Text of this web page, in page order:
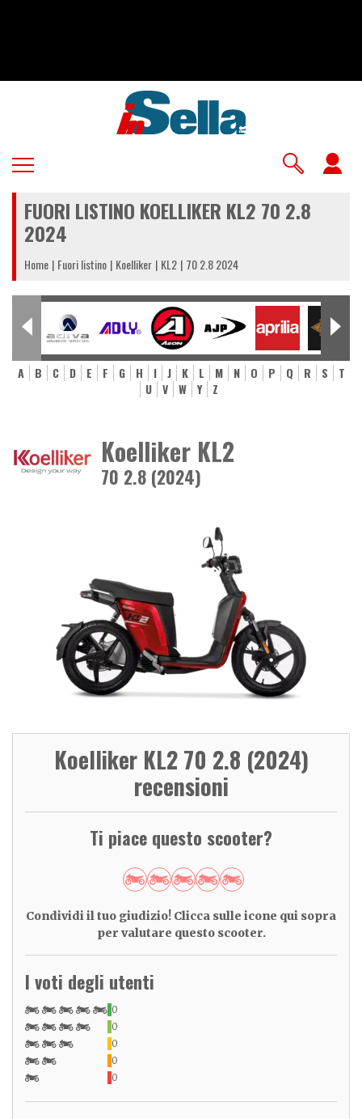
FUORI LISTINO KOELLIKER KL2 70 2.8
2024
Home Fuori listino Koelliker KL2 70 2.8 2024
A B C D E F G H I J K L M N O P Q R S
T
U
V W Y Z
Koelliker KL2
70 2.8 (2024)
Koelliker KL2 70 2.8 (2024)
recensioni
Ti piace questo scooter?
Condividi il tuo giudizio! Clicca sulle icone qui sopra
per valutare questo scooter.
I voti degli utenti
0
0
0
0
0